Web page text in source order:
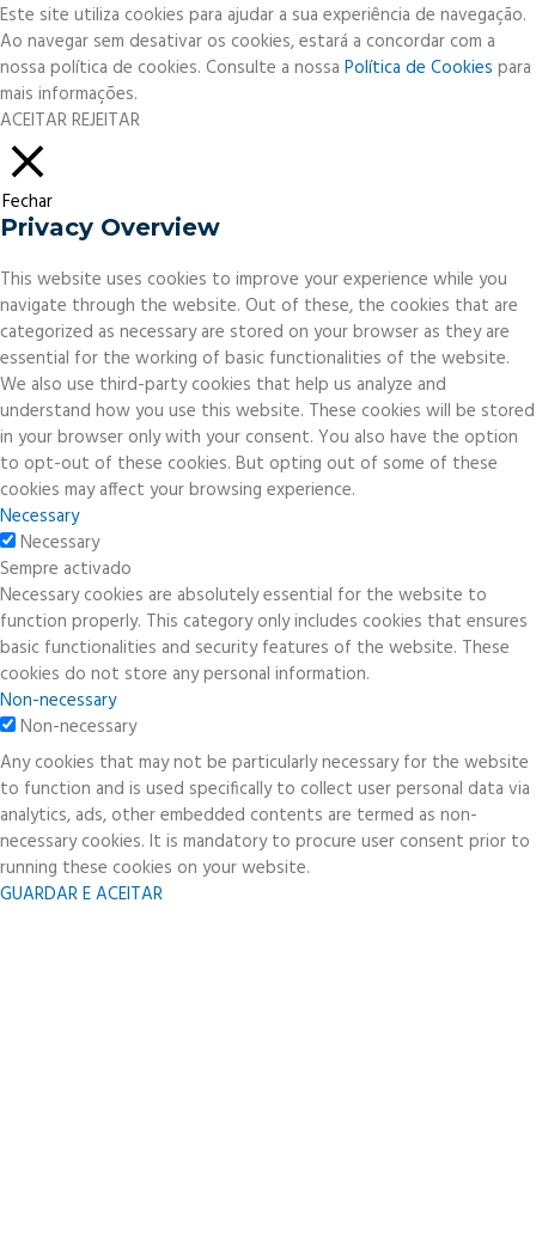
Este site utiliza cookies para ajudar a sua experiência de navegação.
Ao navegar sem desativar os cookies, estará a concordar com a
nossa política de cookies. Consulte a nossa Política de Cookies para
mais informações.
ACEITARREJEITAR
Fechar
Privacy Overview
This website uses cookies to improve your experience while you
navigate through the website. Out of these, the cookies that are
categorized as necessary are stored on your browser as they are
essential for the working of basic functionalities of the website.
We also use third-party cookies that help us analyze and
understand how you use this website. These cookies will be stored
in your browser only with your consent. You also have the option
to opt-out of these cookies. But opting out of some of these
cookies may affect your browsing experience.
Necessary
Necessary
Sempre activado
Necessary cookies are absolutely essential for the website to
function properly. This category only includes cookies that ensures
basic functionalities and security features of the website. These
cookies do not store any personal information.
Non-necessary
Non-necessary
Any cookies that may not be particularly necessary for the website
to function and is used specifically to collect user personal data via
analytics, ads, other embedded contents are termed as non-
necessary cookies. It is mandatory to procure user consent prior to
running these cookies on your website.
GUARDAR E ACEITAR